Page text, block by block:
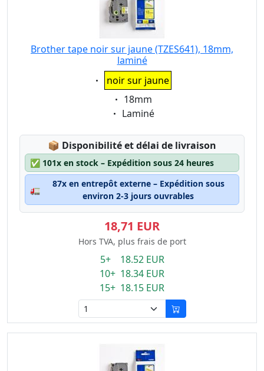
Brother tape noir sur jaune (TZES641), 18mm,
laminé
Eigenschaft:
noir sur jaune
Eigenschaft:
18mm
Eigenschaft:
Laminé
📦 Lagerstatus:
Disponibilité et délai de livraison
✅ 101x en stock – Expédition sous 24 heures
🚛
87x en entrepôt externe – Expédition sous
environ 2-3 jours ouvrables
18,71 EUR
Hors TVA, plus frais de port
5+ 18.52 EUR
10+ 18.34 EUR
15+ 18.15 EUR